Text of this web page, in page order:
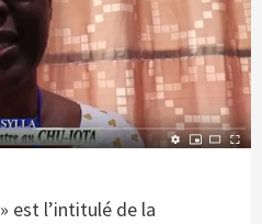
» est l’intitulé de la